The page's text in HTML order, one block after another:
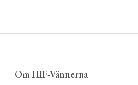
Om HIF-Vännerna